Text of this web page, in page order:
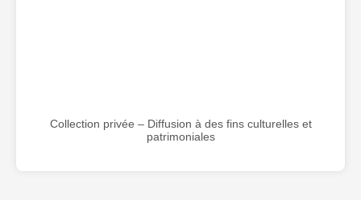
Collection privée – Diffusion à des fins culturelles et
patrimoniales